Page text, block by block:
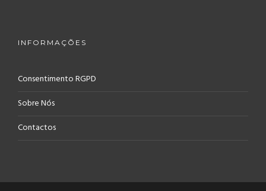
INFORMAÇÕES
Consentimento RGPD
Sobre Nós
Contactos